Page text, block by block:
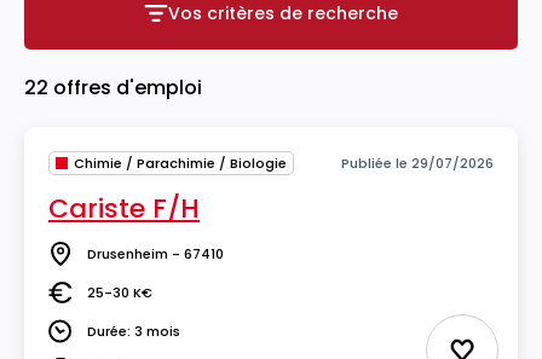
Vos critères de recherche
Vos critères de recherche
22 offres d'emploi
Chimie / Parachimie / Biologie Publiée le 29/07/2026
Cariste F/H
Lieu Drusenheim - 67410
Salaire25-30 K€
DuréeDurée: 3 mois